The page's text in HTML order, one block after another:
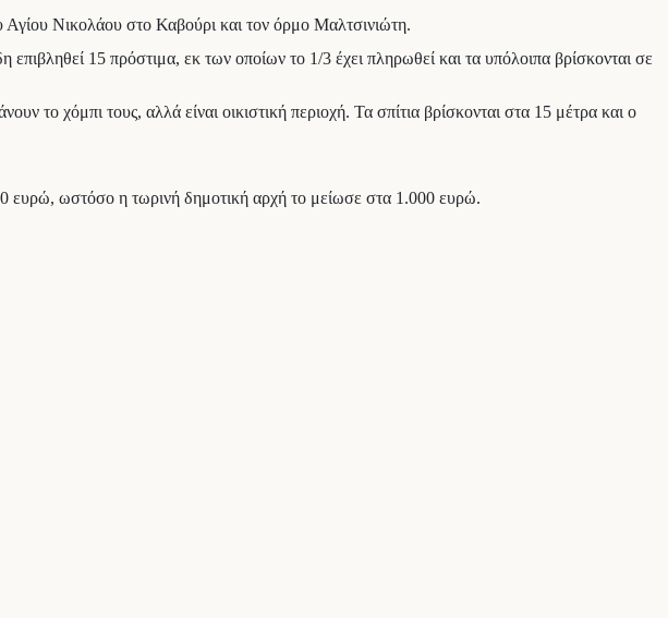
Αγίου Νικολάου στο Καβούρι και τον όρμο Μαλτσινιώτη.
15 πρόστιμα, εκ των οποίων το 1/3 έχει πληρωθεί και τα υπόλοιπα βρίσκονται σε
το χόμπι τους, αλλά είναι οικιστική περιοχή. Τα σπίτια βρίσκονται στα 15 μέτρα και ο
ευρώ, ωστόσο η τωρινή δημοτική αρχή το μείωσε στα 1.000 ευρώ.